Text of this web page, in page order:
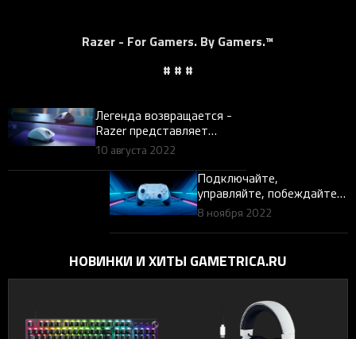
Razer - For Gamers. By Gamers.™
# # #
Легенда возвращается -
Razer представляет
сверхлегкую DeathAdder
V3 Pro
10 августа 2022
Подключайте,
управляйте, побеждайте с
Razer Wolverine V2 Pro для
консолей PS5™ и ПК
8 ноября 2022
НОВИНКИ И ХИТЫ GAMETRICA.RU